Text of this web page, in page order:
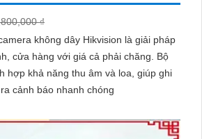
₫
không dây Hikvision là giải pháp
cửa hàng với giá cả phải chăng. Bộ
hợp khả năng thu âm và loa, giúp ghi
cảnh báo nhanh chóng